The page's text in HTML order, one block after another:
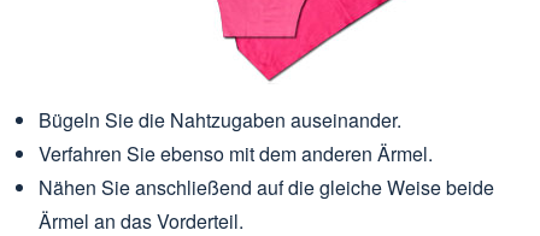
Bügeln Sie die Nahtzugaben auseinander.
Verfahren Sie ebenso mit dem anderen Ärmel.
Nähen Sie anschließend auf die gleiche Weise beide
Ärmel an das Vorderteil.